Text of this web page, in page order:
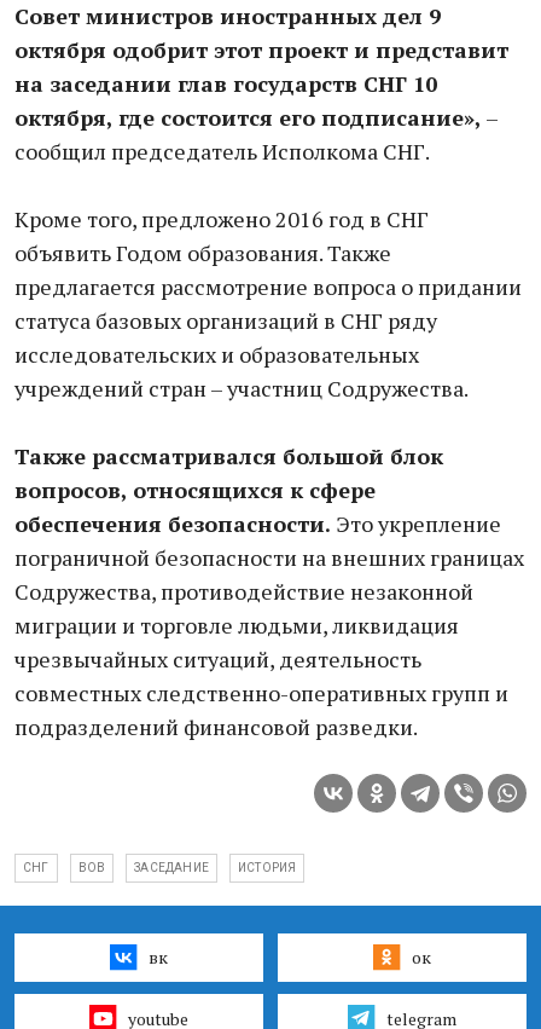
Совет министров иностранных дел 9
октября одобрит этот проект и представит
на заседании глав государств СНГ 10
октября, где состоится его подписание», –
сообщил председатель Исполкома СНГ.
Кроме того, предложено 2016 год в СНГ
объявить Годом образования. Также
предлагается рассмотрение вопроса о придании
статуса базовых организаций в СНГ ряду
исследовательских и образовательных
учреждений стран – участниц Содружества.
Также рассматривался большой блок
вопросов, относящихся к сфере
обеспечения безопасности. Это укрепление
пограничной безопасности на внешних границах
Содружества, противодействие незаконной
миграции и торговле людьми, ликвидация
чрезвычайных ситуаций, деятельность
совместных следственно-оперативных групп и
подразделений финансовой разведки.
СНГ ВОВ ЗАСЕДАНИЕ ИСТОРИЯ
вк ок
youtube telegram